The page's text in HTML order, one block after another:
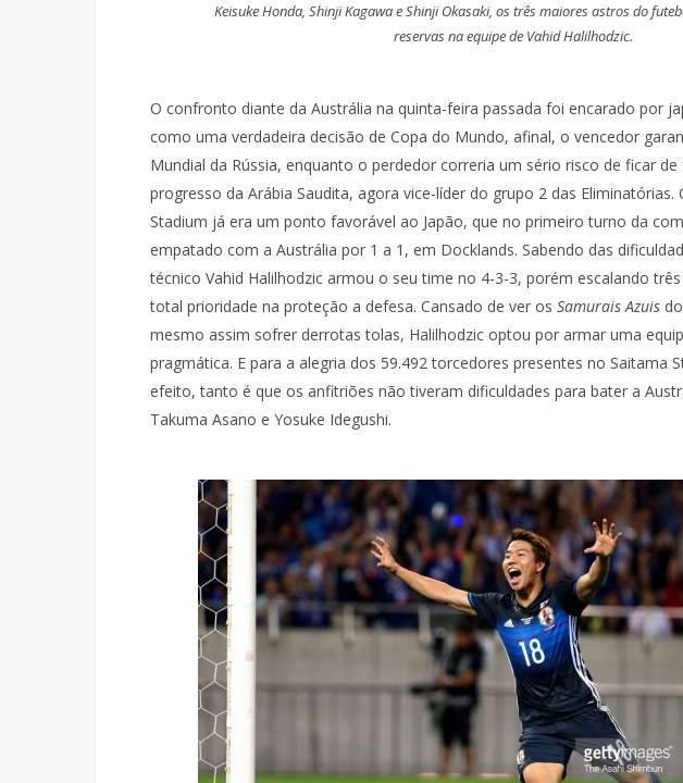
Keisuke Honda, Shinji Kagawa e Shinji Okasaki, os três maiores astros do
reservas na equipe de Vahid Halilhodzic.
O confronto diante da Austrália na quinta-feira passada foi encarado por
como uma verdadeira decisão de Copa do Mundo, afinal, o vencedor
Mundial da Rússia, enquanto o perdedor correria um sério risco de ficar
progresso da Arábia Saudita, agora vice-líder do grupo 2 das
Stadium já era um ponto favorável ao Japão, que no primeiro turno da
empatado com a Austrália por 1 a 1, em Docklands. Sabendo das
técnico Vahid Halilhodzic armou o seu time no 4-3-3, porém escalando
total prioridade na proteção a defesa. Cansado de ver os Samurais Azuis
mesmo assim sofrer derrotas tolas, Halilhodzic optou por armar uma
pragmática. E para a alegria dos 59.492 torcedores presentes no Saitama
efeito, tanto é que os anfitriões não tiveram dificuldades para bater a
Takuma Asano e Yosuke Idegushi.